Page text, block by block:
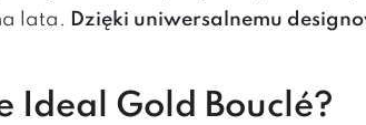
lata. Dzięki uniwersalnemu
Ideal Gold Bouclé?